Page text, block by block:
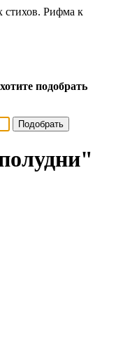
Рифма к
подобрать
Подобрать